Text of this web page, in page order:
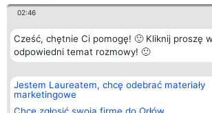
02:46
Cześć, chętnie Ci pomogę! 🙂 Kliknij proszę
odpowiedni temat rozmowy! 🙂
Jestem Laureatem, chcę odebrać materiały
marketingowe
Organizator plebiscytu
Bright Side Solutions sp. z o.
o. sp. k.
ul. Ruska 22
Plebiscyt
Laureaci
wszystkich